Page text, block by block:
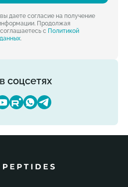
даете согласие на получение
Продолжая
с Политикой
.
соцсетях